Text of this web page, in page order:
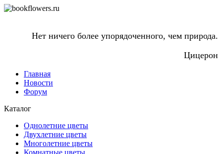
Нет ничего более упорядоченного, чем природа.
Цицерон
Главная
Новости
Форум
Каталог
Однолетние цветы
Двухлетние цветы
Многолетние цветы
Комнатные цветы